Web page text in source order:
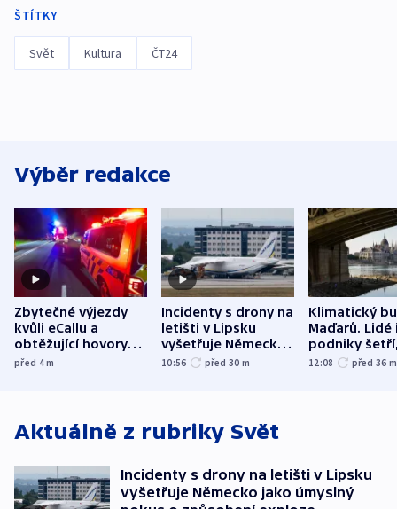
ŠTÍTKY
Svět Kultura ČT24
Výběr redakce
Zbytečné výjezdy
kvůli eCallu a
obtěžující hovory
zdržují záchranáře
před 4m
Incidenty s drony na
letišti v Lipsku
vyšetřuje Německo
jako úmyslný pokus
10:56 před 30 m
Klimatický
Maďarů. Lidé
podniky
omezuje se
12:08 před 36 m
Aktuálně z rubriky Svět
Incidenty s drony na letišti v Lipsku
vyšetřuje Německo jako úmyslný